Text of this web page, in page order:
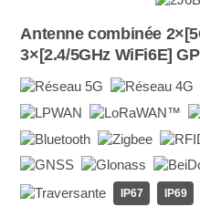
Antenne combinée
3×[2.4/5GHz WiFi6E]
IP67 IP69